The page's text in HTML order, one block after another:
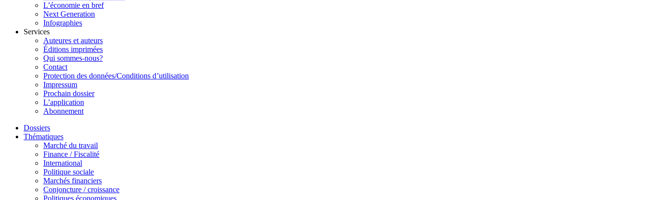
L’économie en bref
Next Generation
Infographies
Services
Auteures et auteurs
Éditions imprimées
Qui sommes-nous?
Contact
Protection des données/Conditions d’utilisation
Impressum
Prochain dossier
L’application
Abonnement
Dossiers
Thématiques
Marché du travail
Finance / Fiscalité
International
Politique sociale
Marchés financiers
Conjoncture / croissance
Politiques économiques